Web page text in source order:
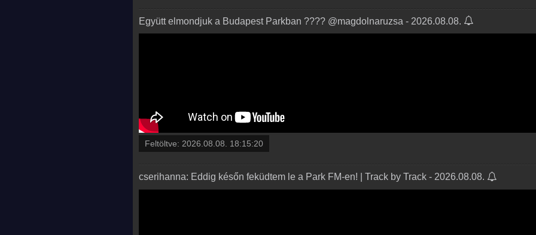
Együtt elmondjuk a Budapest Parkban ???? @magdolnaruzsa - 2026.08.08.
Feltöltve: 2026.08.08. 18:15:20
cserihanna: Eddig későn feküdtem le a Park FM-en! | Track by Track - 2026.08.08.